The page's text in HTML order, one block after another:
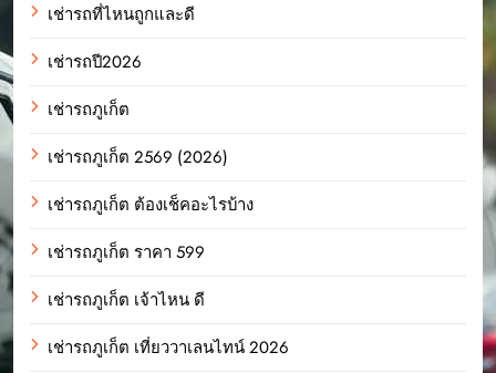
เช่ารถที่ไหนถูกและดี
เช่ารถปี2026
เช่ารถภูเก็ต
เช่ารถภูเก็ต 2569 (2026)
เช่ารถภูเก็ต ต้องเช็คอะไรบ้าง
เช่ารถภูเก็ต ราคา 599
เช่ารถภูเก็ต เจ้าไหน ดี
เช่ารถภูเก็ต เที่ยววาเลนไทน์ 2026